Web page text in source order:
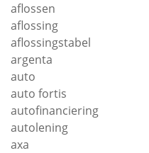
aflossen
aflossing
aflossingstabel
argenta
auto
auto fortis
autofinanciering
autolening
axa